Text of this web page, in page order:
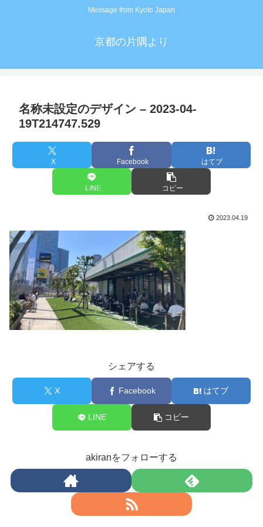
Message from Kyoto Japan
京都の片隅より
名称未設定のデザイン – 2023-04-
19T214747.529
X Facebook はてブ
LINE コピー
2023.04.19
シェアする
X Facebook はてブ
LINE コピー
akiranをフォローする